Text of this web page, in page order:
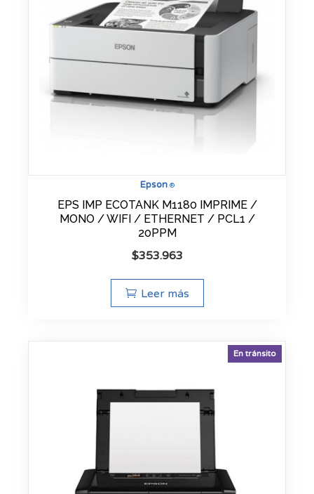
Epson®
EPS IMP ECOTANK M1180 IMPRIME /
MONO / WIFI / ETHERNET / PCL1 /
20PPM
$353.963
Leer más
En tránsito